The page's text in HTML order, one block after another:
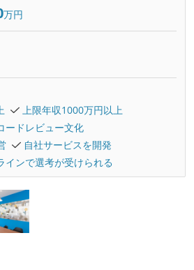
万円
上限年収1000万円以上
ードレビュー文化
自社サービスを開発
インで選考が受けられる